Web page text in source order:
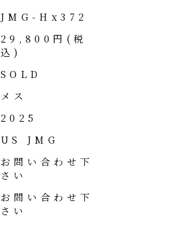
JMG-Hx372
29,800円(税
込)
SOLD
メス
2025
US JMG
お問い合わせ下
さい
お問い合わせ下
さい